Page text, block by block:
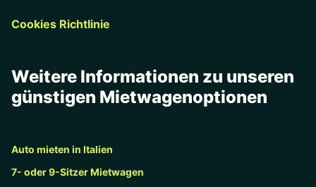
Cookies Richtlinie
Weitere Informationen zu unseren
günstigen Mietwagenoptionen
Auto mieten in Italien
7- oder 9-Sitzer Mietwagen